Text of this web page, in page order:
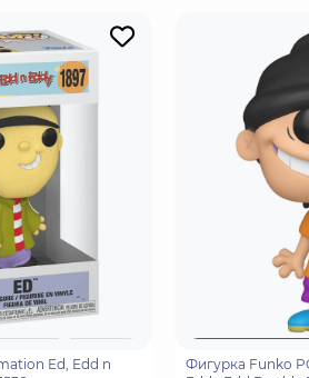
Ed, Edd n
Фигурка Funko